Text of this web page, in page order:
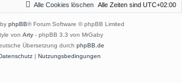
Alle Zeiten sind UTC+02:00
Alle Cookies löschen
phpBB® Forum Software © phpBB Limited
von Arty - phpBB 3.3 von MrGaby
Übersetzung durch phpBB.de
| Nutzungsbedingungen